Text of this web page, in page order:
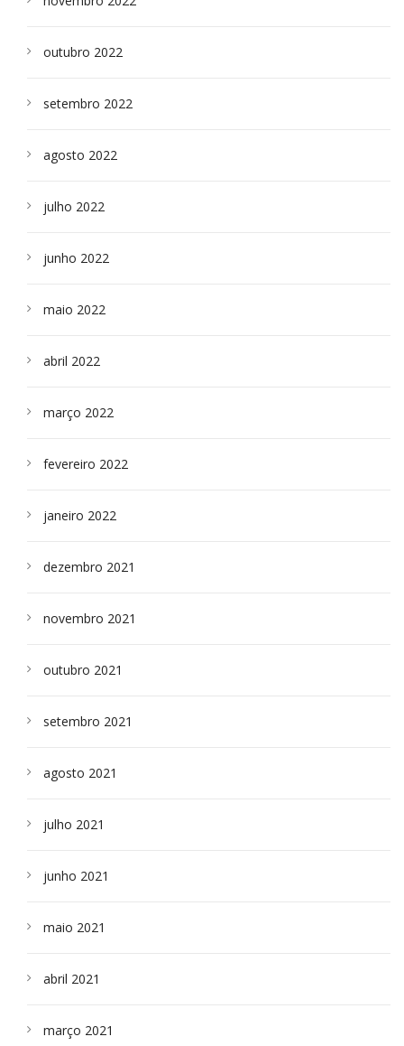
outubro 2022
setembro 2022
agosto 2022
julho 2022
junho 2022
maio 2022
abril 2022
março 2022
fevereiro 2022
janeiro 2022
dezembro 2021
novembro 2021
outubro 2021
setembro 2021
agosto 2021
julho 2021
junho 2021
maio 2021
abril 2021
março 2021